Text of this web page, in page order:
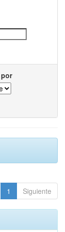
1 Siguiente